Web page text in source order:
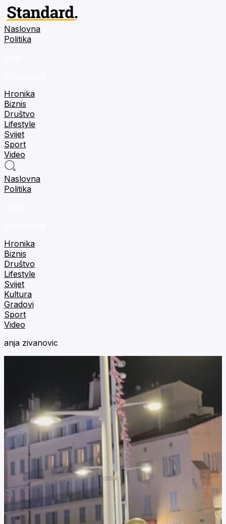
Naslovna
Politika
Hronika
Biznis
Društvo
Lifestyle
Svijet
Sport
Video
Naslovna
Politika
Hronika
Biznis
Društvo
Lifestyle
Svijet
Kultura
Gradovi
Sport
Video
anja zivanovic